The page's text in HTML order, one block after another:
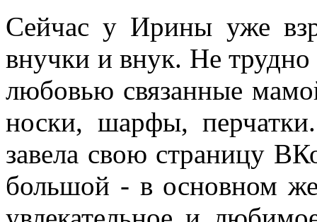
Сейчас у Ирины уже
внучки и внук. Не трудно
любовью связанные
носки, шарфы,
завела свою страницу
большой - в основном